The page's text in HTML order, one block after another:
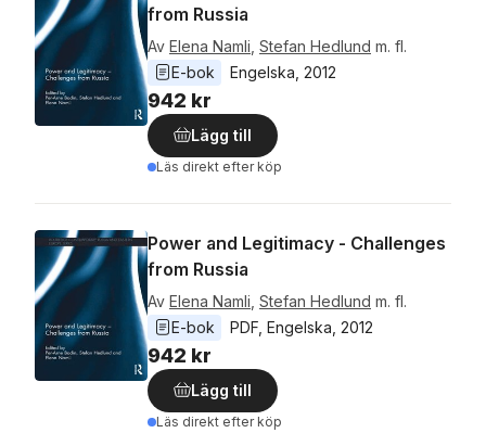
from Russia
Av Elena Namli Stefan Hedlund m. fl.
E-bok
Engelska 2012
942 kr
Lägg till
Läs direkt efter köp
Power and Legitimacy - Challenges
from Russia
Av Elena Namli Stefan Hedlund m. fl.
E-bok
PDF Engelska 2012
942 kr
Lägg till
Läs direkt efter köp